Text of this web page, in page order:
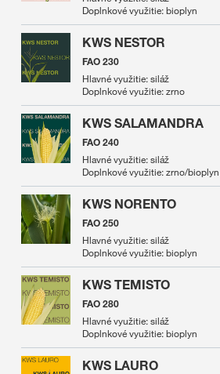
Doplnkové využitie: bioplyn
KWS NESTOR
FAO 230
Hlavné využitie: siláž
Doplnkové využitie: zrno
KWS SALAMANDRA
FAO 240
Hlavné využitie: siláž
Doplnkové využitie: zrno/bioplyn
KWS NORENTO
FAO 250
Hlavné využitie: siláž
Doplnkové využitie: bioplyn
KWS TEMISTO
FAO 280
Hlavné využitie: siláž
Doplnkové využitie: bioplyn
KWS LAURO